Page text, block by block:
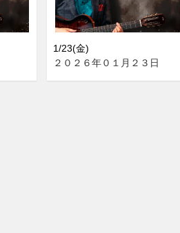
1/23(金)
２０２６年０１月２３日